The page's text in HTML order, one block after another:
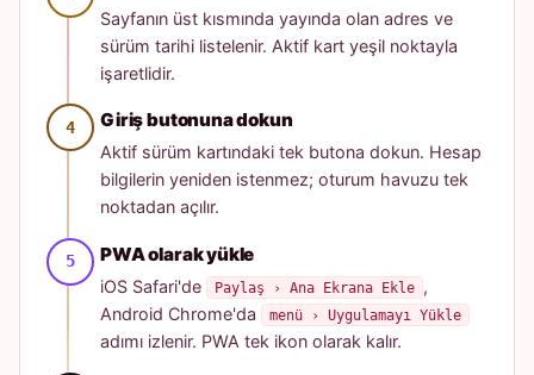
Sayfanın üst kısmında yayında olan adres ve
sürüm tarihi listelenir. Aktif kart yeşil noktayla
işaretlidir.
Giriş butonuna dokun
Aktif sürüm kartındaki tek butona dokun. Hesap
bilgilerin yeniden istenmez; oturum havuzu tek
noktadan açılır.
PWA olarak yükle
iOS Safari'de Paylaş › Ana Ekrana Ekle ,
Android Chrome'da
menü › Uygulamayı Yükle
adımı izlenir. PWA tek ikon olarak kalır.